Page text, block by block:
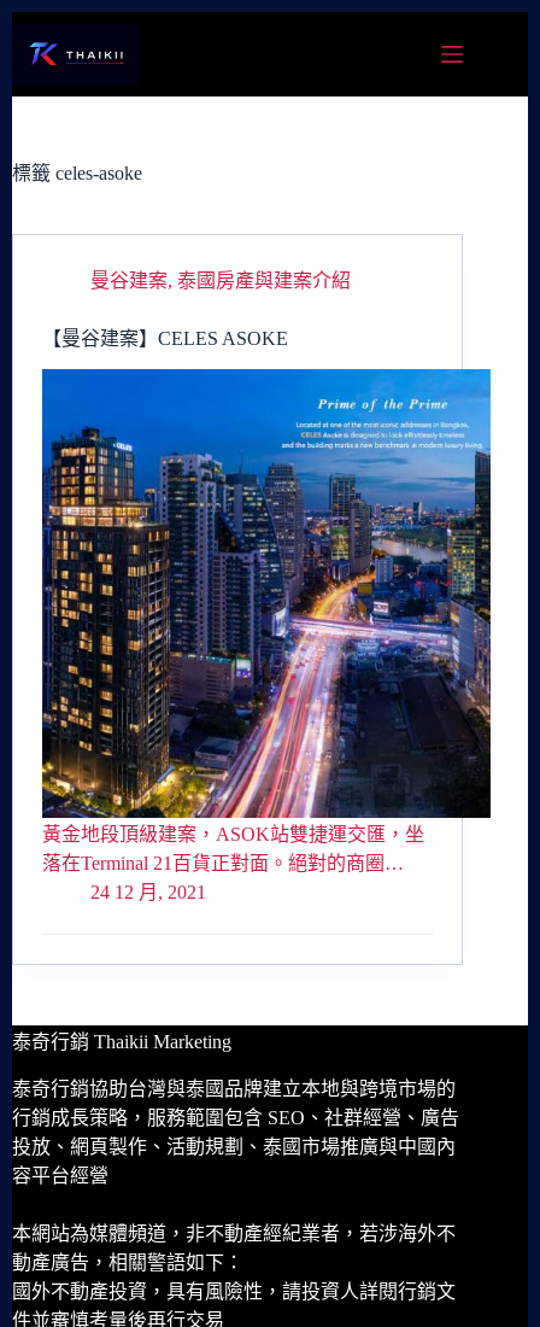
容
標籤 celes-asoke
曼谷建案, 泰國房產與建案介紹
【曼谷建案】CELES ASOKE
黃金地段頂級建案，ASOK站雙捷運交匯，坐
落在Terminal 21百貨正對面。絕對的商圈…
24 12 月, 2021
泰奇行銷 Thaikii Marketing
泰奇行銷協助台灣與泰國品牌建立本地與跨境市場的
行銷成長策略，服務範圍包含 SEO、社群經營、廣告
投放、網頁製作、活動規劃、泰國市場推廣與中國內
容平台經營
本網站為媒體頻道，非不動產經紀業者，若涉海外不
動產廣告，相關警語如下：
國外不動產投資，具有風險性，請投資人詳閱行銷文
件並審慎考量後再行交易